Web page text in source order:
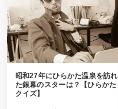
昭和27年にひらかた温泉を訪れ
た銀幕のスターは？【ひらかた
クイズ】